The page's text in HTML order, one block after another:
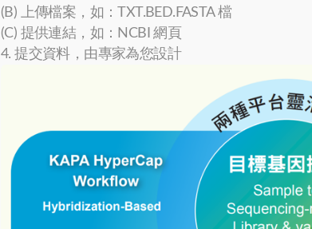
(B) 上傳檔案，如：TXT.BED.FASTA 檔
(C) 提供連結，如：NCBI 網頁
4. 提交資料，由專家為您設計